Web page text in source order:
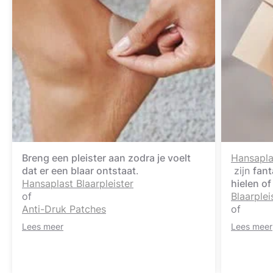
Breng een pleister aan zodra je voelt
dat er een blaar ontstaat.
Hansaplast Blaarpleister
of
Anti-Druk Patches
zijn de eerste opties voor zelfhulp.
Beide vormen een kussentje rond
Lees meer
zijn
hielen
of
Lees meer